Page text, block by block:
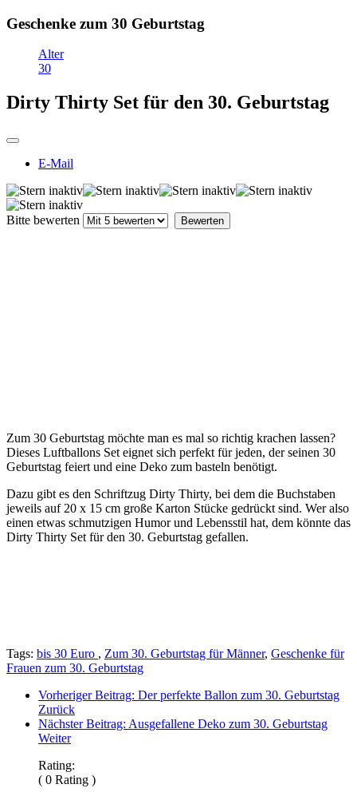
Geschenke zum 30 Geburtstag
Alter
30
Dirty Thirty Set für den 30. Geburtstag
E-Mail
Bitte bewerten
Zum 30 Geburtstag möchte man es mal so richtig krachen lassen?
Dieses Luftballons Set eignet sich perfekt für jeden, der seinen 30
Geburtstag feiert und eine Deko zum basteln benötigt.
Dazu gibt es den Schriftzug Dirty Thirty, bei dem die Buchstaben
jeweils auf 20 x 15 cm große Karton Stücke gedrückt sind. Wer also
einen etwas schmutzigen Humor und Lebensstil hat, dem könnte das
Dirty Thirty Set für den 30. Geburtstag gefallen.
Tags: bis 30 Euro , Zum 30. Geburtstag für Männer, Geschenke für
Frauen zum 30. Geburtstag
Vorheriger Beitrag: Der perfekte Ballon zum 30. Geburtstag
Zurück
Nächster Beitrag: Ausgefallene Deko zum 30. Geburtstag
Weiter
Rating:
( 0 Rating )